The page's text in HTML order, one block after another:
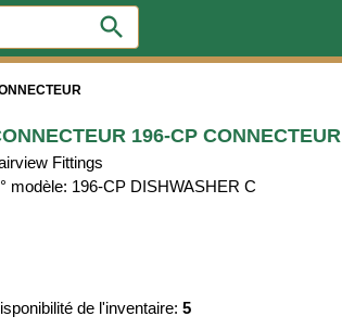
search
196-CP CONNECTEUR
Fittings
modèle: 196-CP DISHWASHER C
de l'inventaire: 5